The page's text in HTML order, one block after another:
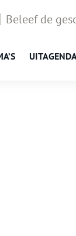
Beleef de